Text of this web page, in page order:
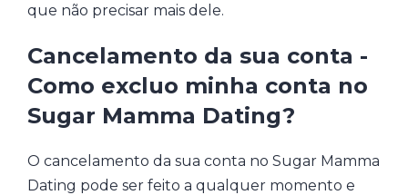
que não precisar mais dele.
Cancelamento da sua conta -
Como excluo minha conta no
Sugar Mamma Dating?
O cancelamento da sua conta no Sugar Mamma
Dating pode ser feito a qualquer momento e